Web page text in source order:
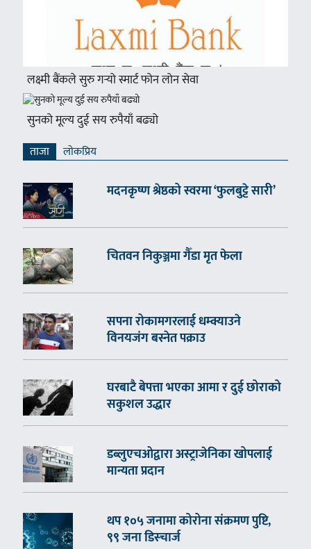
लक्ष्मी बैंकले सुरु गर्‍यो स्मार्ट फोन लोन सेवा
सुनको मूल्य दुई सय रुपैयाँ बढ्यो
ताजा लाेकप्रिय
मदनकृष्ण श्रेष्ठको स्वरमा ‘फुलबुट्टे सारी’
चितवन निकुञ्जमा गैँडा मृत फेला
सपना रोकामगरलाई धम्क्याउने
विनयजंग बस्नेत पक्राउ
घरबाटै बेपत्ता भएका आमा र दुई छोराको
सकुशल उद्धार
डब्लुएचओद्वारा अस्ट्राजेनिका खोपलाई
मान्यता प्रदान
थप १०५ जनामा कोरोना संक्रमण पुष्टि,
९९ जना डिस्चार्ज